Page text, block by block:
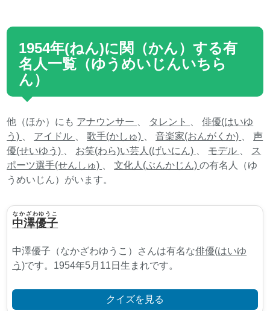
1954年(ねん)に関（かん）する有
名人一覧（ゆうめいじんいちら
ん）
他（ほか）にも アナウンサー タレント 、俳優(はいゆ
う)
アイドル 、歌手(かしゅ) 、音楽家(おんがくか) 、声
優(せいゆう)
お笑(わら)い芸人(げいにん) モデル
ス
ポーツ選手(せんしゅ)
、文化人(ぶんかじん)の有名人（ゆ
うめいじん）がいます。
中澤優子
なかざわゆうこ
中澤優子（なかざわゆうこ）さんは有名な俳優(はいゆ
う)です。1954年5月11日生まれです。
クイズを見る